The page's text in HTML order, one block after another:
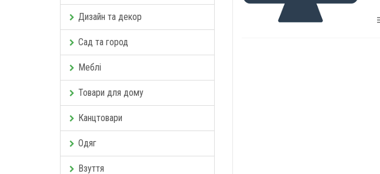
Дизайн та декор
Сад та город
Меблі
Товари для дому
Канцтовари
Одяг
Взуття